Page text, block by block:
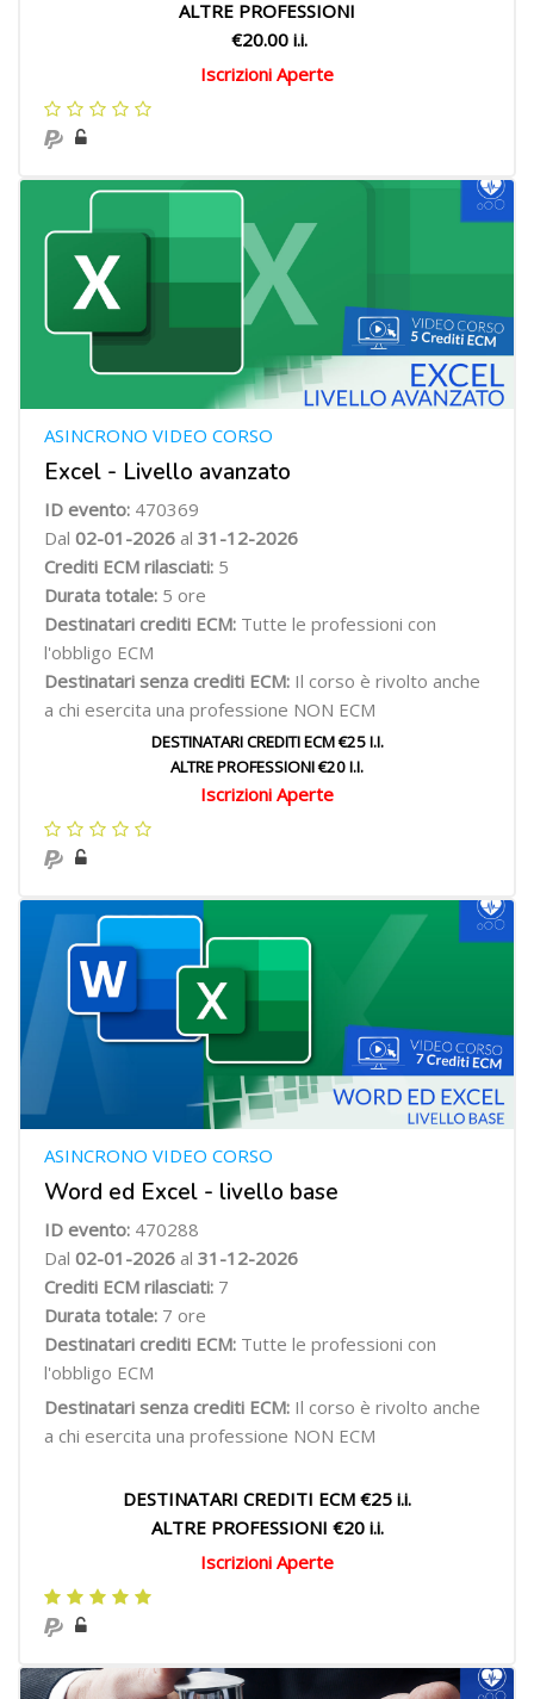
ALTRE PROFESSIONI
€20.00 i.i.
Iscrizioni Aperte
Excel - Livello avanzato
ASINCRONO VIDEO CORSO
ID evento: 470369
Dal 02-01-2026 al 31-12-2026
Crediti ECM rilasciati: 5
Durata totale: 5 ore
Destinatari crediti ECM: Tutte le professioni con
l'obbligo ECM
Destinatari senza crediti ECM: Il corso è rivolto anche
a chi esercita una professione NON ECM
DESTINATARI CREDITI ECM €25 I.I.
ALTRE PROFESSIONI €20 I.I.
Iscrizioni Aperte
Word ed Excel - livello base
ASINCRONO VIDEO CORSO
ID evento: 470288
Dal 02-01-2026 al 31-12-2026
Crediti ECM rilasciati: 7
Durata totale: 7 ore
Destinatari crediti ECM: Tutte le professioni con
l'obbligo ECM
Destinatari senza crediti ECM: Il corso è rivolto anche
a chi esercita una professione NON ECM
DESTINATARI CREDITI ECM €25 i.i.
ALTRE PROFESSIONI €20 i.i.
Iscrizioni Aperte